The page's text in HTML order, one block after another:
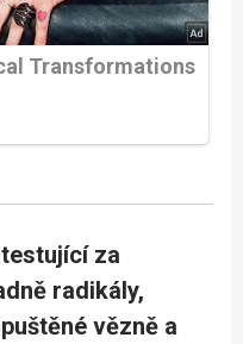
za
radikály,
vězně a